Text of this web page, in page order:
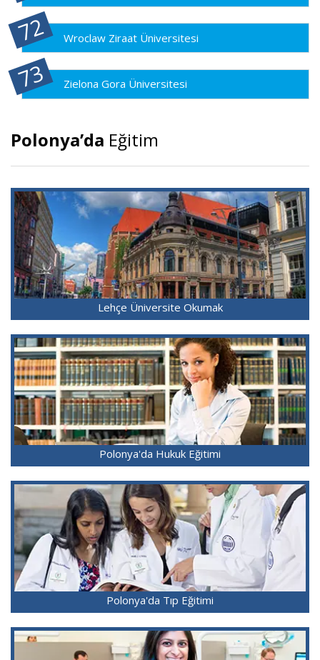
Wroclaw Ziraat Üniversitesi
Zielona Gora Üniversitesi
Polonya’da Eğitim
Lehçe Üniversite Okumak
Polonya'da Hukuk Eğitimi
Polonya'da Tıp Eğitimi